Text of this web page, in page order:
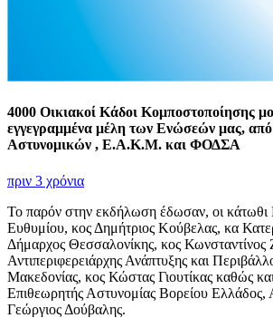
4000 Οικιακοί Κάδοι Κομποστοποίησης
εγγεγραμμένα μέλη των Ενώσεών μας,
Αστυνομικών , Ε.Α.Κ.Μ. και ΦΟΔΣΑ
πριν 3 χρόνια
Το παρόν στην εκδήλωση έδωσαν, οι κάτωθι
Ευθυμίου, κος Δημήτριος Κούβελας, κα
Δήμαρχος Θεσσαλονίκης, κος Κωνσταντίνος
Αντιπεριφερειάρχης Ανάπτυξης και
Μακεδονίας, κος Κώστας Γιουτίκας καθώς
Επιθεωρητής Αστυνομίας Βορείου Ελλάδος,
Γεώργιος Δούβαλης.